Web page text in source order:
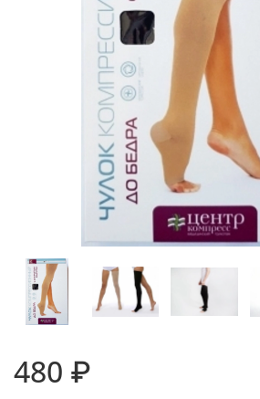
480 ₽